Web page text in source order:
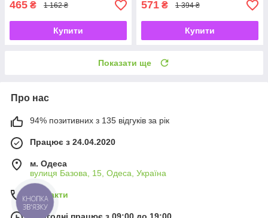
465 ₴ 1 162 ₴
Купити
571 ₴ 1 394 ₴
Купити
Показати ще
Про нас
94% позитивних з 135 відгуків за рік
Працює з 24.04.2020
м. Одеса
вулиця Базова, 15, Одеса, Україна
Контакти
КНОПКА
ЗВ'ЯЗКУ